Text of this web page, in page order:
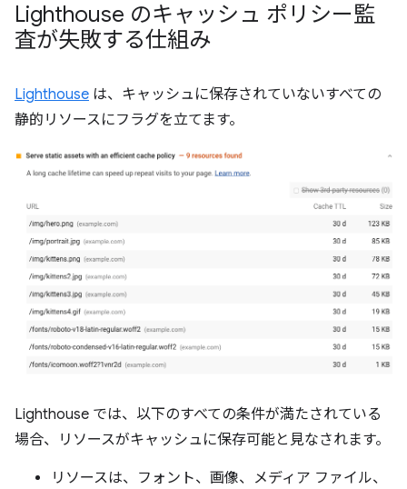
Lighthouse のキャッシュ ポリシー監
査が失敗する仕組み
Lighthouse は、キャッシュに保存されていないすべての
静的リソースにフラグを立てます。
Lighthouse では、以下のすべての条件が満たされている
場合、リソースがキャッシュに保存可能と見なされます。
リソースは、フォント、画像、メディア ファイル、